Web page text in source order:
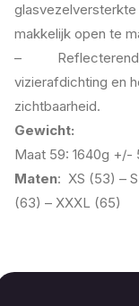
makkelijk open te
– Reflecterend
vizierafdichting en
zichtbaarheid.
Gewicht:
Maat 59: 1640g +/-
Maten: XS (53) –
(63) – XXXL (65)